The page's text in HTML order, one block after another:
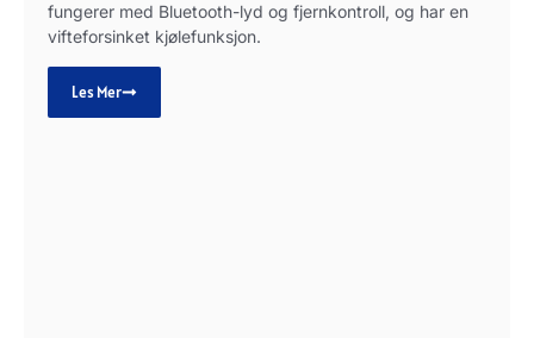
fungerer med Bluetooth-lyd og fjernkontroll, og har en
vifteforsinket kjølefunksjon.
Les Mer